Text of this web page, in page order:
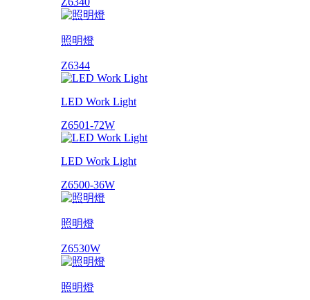
照明燈
Z6344
LED Work Light
Z6501-72W
LED Work Light
Z6500-36W
照明燈
Z6530W
照明燈